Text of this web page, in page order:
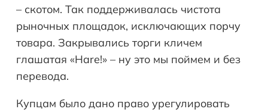
– скотом. Так поддерживалась чистота
рыночных площадок, исключающих порчу
товара. Закрывались торги кличем
глашатая «Hare!» – ну это мы поймем и без
перевода.
Купцам было дано право урегулировать